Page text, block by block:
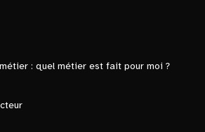
: quel métier est fait pour moi ?